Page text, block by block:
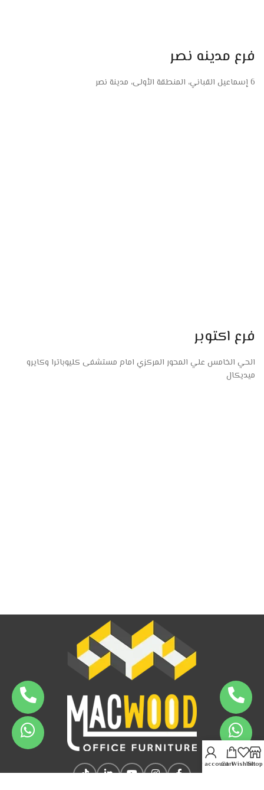
فرع مدينه نصر
6 إسماعيل القباني، المنطقة الأولى، مدينة نصر
فرع اكتوبر
الحي الخامس علي المحور المركزي امام مستشفى كليوباترا وكايرو
ميديكال
Shop
Wishlist
Cart
My account